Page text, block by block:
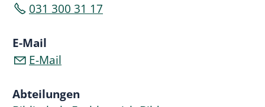
031 300 31 17
E-Mail
E-Mail
Abteilungen